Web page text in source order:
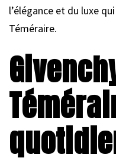
l’élégance et du luxe
Téméraire.